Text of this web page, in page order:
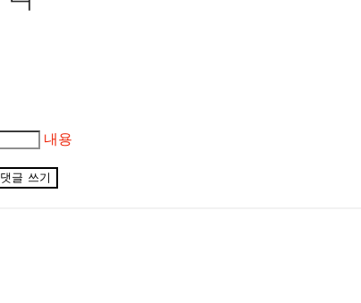
내용
댓글 쓰기